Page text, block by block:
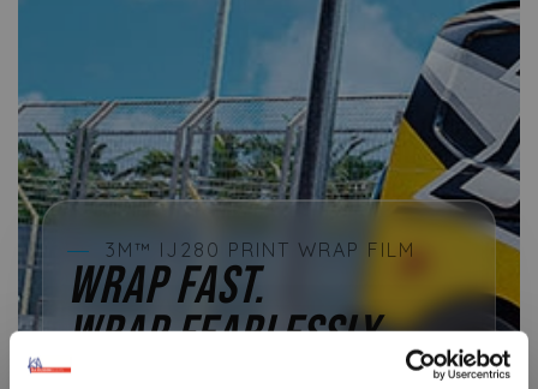
3M™ IJ280 PRINT WRAP FILM
WRAP FAST.
WRAP FEARLESSLY.
Nästa generation print wrap film för